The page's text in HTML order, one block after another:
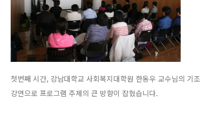
첫번째 시간, 강남대학교 사회복지대학원 한동우 교수님의 기조
강연으로 프로그램 주제의 큰 방향이 잡혔습니다.